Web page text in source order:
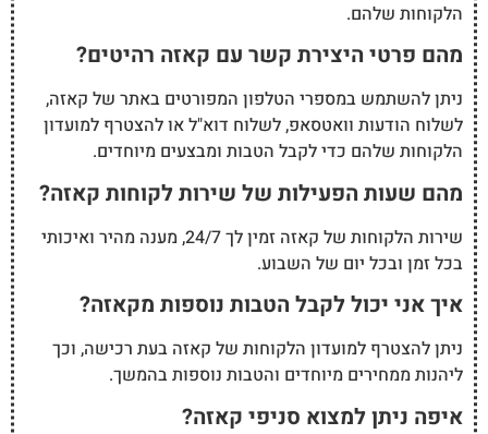
הלקוחות שלהם.
מהם פרטי היצירת קשר עם קאזה רהיטים?
ניתן להשתמש במספרי הטלפון המפורטים באתר של קאזה,
לשלוח הודעות וואטסאפ, לשלוח דוא"ל או להצטרף למועדון
הלקוחות שלהם כדי לקבל הטבות ומבצעים מיוחדים.
מהם שעות הפעילות של שירות לקוחות קאזה?
שירות הלקוחות של קאזה זמין לך 24/7, מענה מהיר ואיכותי
בכל זמן ובכל יום של השבוע.
איך אני יכול לקבל הטבות נוספות מקאזה?
ניתן להצטרף למועדון הלקוחות של קאזה בעת רכישה, וכך
ליהנות ממחירים מיוחדים והטבות נוספות בהמשך.
איפה ניתן למצוא סניפי קאזה?